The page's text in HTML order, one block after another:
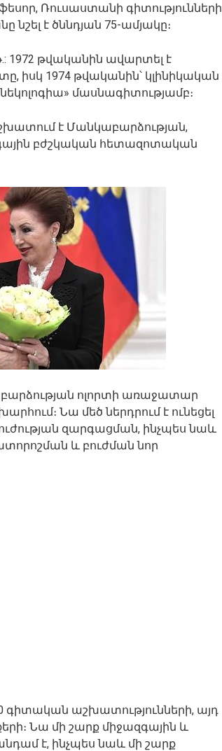
Ռուսաստանի գիտությունների
է ծննդյան 75-ամյակը։
1972 թվականին ավարտել է
իսկ 1974 թվականին՝ կլինիկական
մասնագիտությամբ։
է Մանկաբարձության,
բժշկական հետազոտական
ոլորտի առաջատար
Նա մեծ ներդրում է ունեցել
զարգացման, ինչպես նաև
և բուժման նոր
գիտական ​​աշխատությունների, այդ
Նա մի շարք միջազգային և
է, ինչպես նաև մի շարք